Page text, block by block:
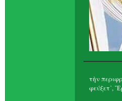
τὴν
φεύξετ᾽,